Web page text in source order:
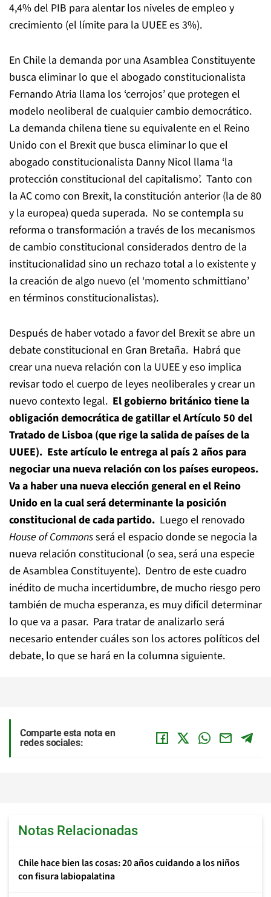
4,4% del PIB para alentar los niveles de empleo y
crecimiento (el límite para la UUEE es 3%).
En Chile la demanda por una Asamblea Constituyente
busca eliminar lo que el abogado constitucionalista
Fernando Atria llama los ‘cerrojos’ que protegen el
modelo neoliberal de cualquier cambio democrático.
La demanda chilena tiene su equivalente en el Reino
Unido con el Brexit que busca eliminar lo que el
abogado constitucionalista Danny Nicol llama ‘la
protección constitucional del capitalismo’. Tanto con
la AC como con Brexit, la constitución anterior (la de 80
y la europea) queda superada. No se contempla su
reforma o transformación a través de los mecanismos
de cambio constitucional considerados dentro de la
institucionalidad sino un rechazo total a lo existente y
la creación de algo nuevo (el ‘momento schmittiano’
en términos constitucionalistas).
Después de haber votado a favor del Brexit se abre un
debate constitucional en Gran Bretaña. Habrá que
crear una nueva relación con la UUEE y eso implica
revisar todo el cuerpo de leyes neoliberales y crear un
nuevo contexto legal. El gobierno británico tiene la
obligación democrática de gatillar el Artículo 50 del
Tratado de Lisboa (que rige la salida de países de la
UUEE). Este artículo le entrega al país 2 años para
negociar una nueva relación con los países europeos.
Va a haber una nueva elección general en el Reino
Unido en la cual será determinante la posición
constitucional de cada partido. Luego el renovado
House of Commonsserá el espacio donde se negocia la
nueva relación constitucional (o sea, será una especie
de Asamblea Constituyente). Dentro de este cuadro
inédito de mucha incertidumbre, de mucho riesgo pero
también de mucha esperanza, es muy difícil determinar
lo que va a pasar. Para tratar de analizarlo será
necesario entender cuáles son los actores políticos del
debate, lo que se hará en la columna siguiente.
Comparte esta nota en
redes sociales:
Notas Relacionadas
Chile hace bien las cosas: 20 años cuidando a los niños
con fisura labiopalatina